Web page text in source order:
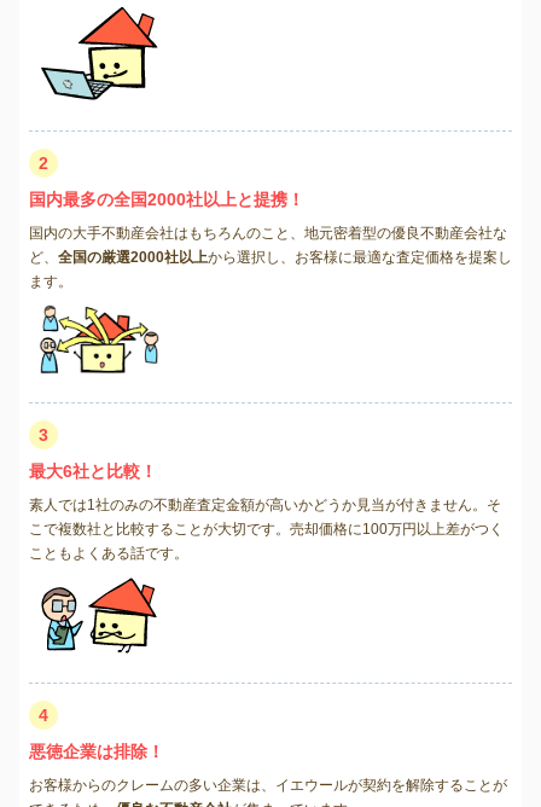
2
国内最多の全国2000社以上と提携！
国内の大手不動産会社はもちろんのこと、地元密着型の優良不動産会社な
ど、 全国の厳選2000社以上から選択し、お客様に最適な査定価格を提案し
ます。
3
最大6社と比較！
素人では1社のみの不動産査定金額が高いかどうか見当が付きません。そ
こで複数社と比較することが大切です。売却価格に100万円以上差がつく
こともよくある話です。
4
悪徳企業は排除！
お客様からのクレームの多い企業は、イエウールが契約を解除することが